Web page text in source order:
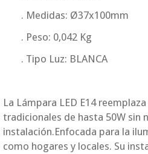
. Medidas: Ø37x100mm
. Peso: 0,042 Kg
. Tipo Luz: BLANCA
La Lámpara LED E14
tradicionales de hasta 50W sin
instalación.Enfocada para la
como hogares y locales. Su